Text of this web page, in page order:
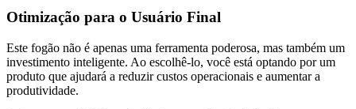
Otimização para o Usuário Final
Este fogão não é apenas uma ferramenta poderosa, mas também um
investimento inteligente. Ao escolhê-lo, você está optando por um
produto que ajudará a reduzir custos operacionais e aumentar a
produtividade.